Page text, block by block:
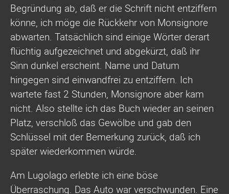
Begründung ab, daß er die Schrift nicht entziffern
könne, ich möge die Rückkehr von Monsignore
abwarten. Tatsächlich sind einige Wörter derart
flüchtig aufgezeichnet und abgekürzt, daß ihr
Sinn dunkel erscheint. Name und Datum
hingegen sind einwandfrei zu entziffern. Ich
wartete fast 2 Stunden, Monsignore aber kam
nicht. Also stellte ich das Buch wieder an seinen
Platz, verschloß das Gewölbe und gab den
Schlüssel mit der Bemerkung zurück, daß ich
später wiederkommen würde.
Am Lugolago erlebte ich eine böse
Überraschung. Das Auto war verschwunden. Eine